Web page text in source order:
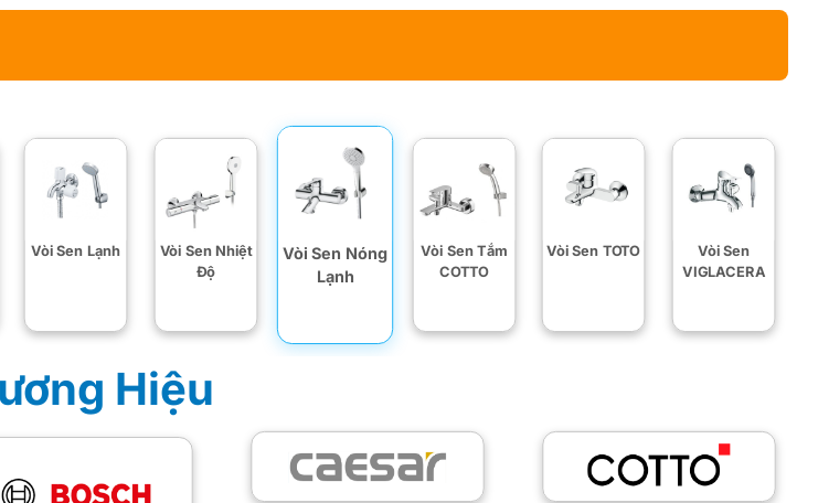
Vòi Sen Lạnh
Vòi Sen Nhiệt
Độ
Vòi Sen Nóng
Lạnh
Vòi Sen Tắm
COTTO
Vòi Sen TOTO
Vòi Sen
VIGLACERA
Hiệu